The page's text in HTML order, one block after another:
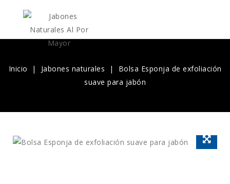
Inicio Jabones naturales
Bolsa Esponja de exfoliación
suave para jabón